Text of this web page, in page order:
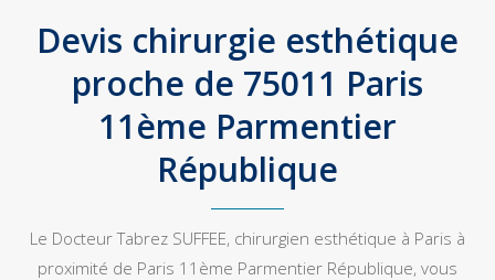
Devis chirurgie esthétique
proche de 75011 Paris
11ème Parmentier
République
Le Docteur Tabrez SUFFEE, chirurgien esthétique à Paris à
proximité de Paris 11ème Parmentier République, vous